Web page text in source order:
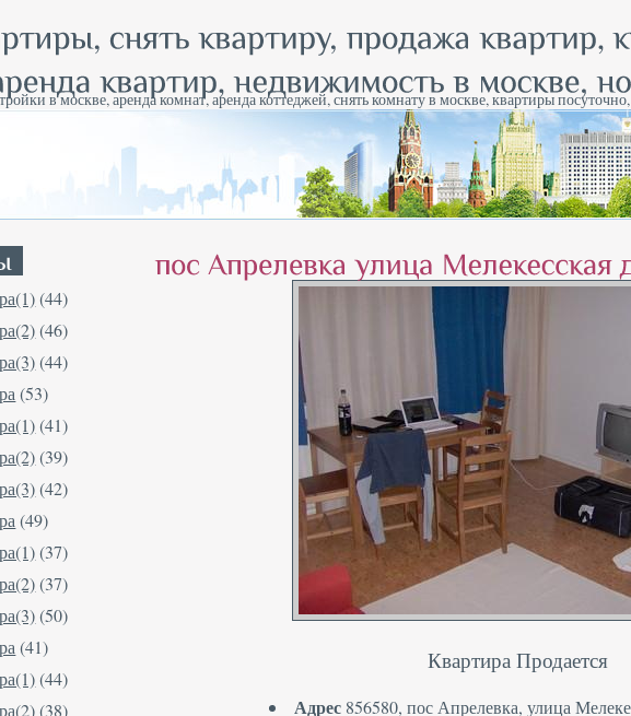
в москве, аренда комнат, аренда коттеджей, снять комнату в москве, квартиры
(44)
(46)
(44)
(53)
(41)
(39)
(42)
(49)
(37)
(37)
(50)
(41)
(44)
(38)
Квартира Продается
Адрес856580, пос Апрелевка, улица